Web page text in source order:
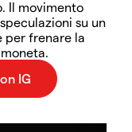
Il movimento
su un
per frenare la